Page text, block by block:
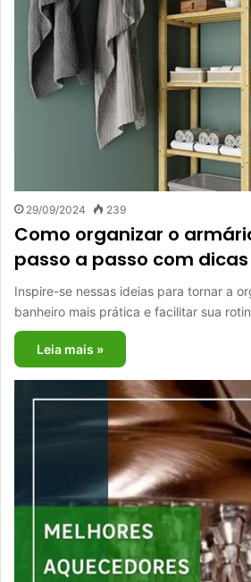
29/09/2024 239
Como organizar o
passo a passo com dicas
Inspire-se nessas ideias para tornar a
banheiro mais prática e facilitar sua
Leia mais »